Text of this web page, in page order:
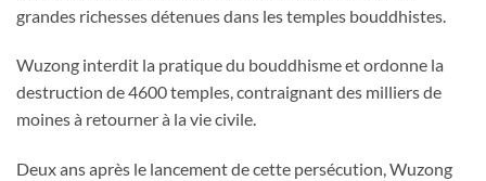
grandes richesses détenues dans les temples bouddhistes.
Wuzong interdit la pratique du bouddhisme et ordonne la
destruction de 4600 temples, contraignant des milliers de
moines à retourner à la vie civile.
Deux ans après le lancement de cette persécution, Wuzong